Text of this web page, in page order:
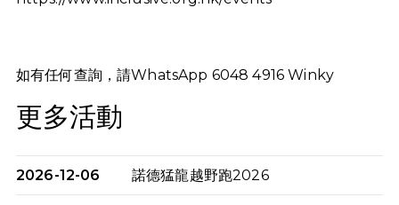
如有任何查詢，請WhatsApp 6048 4916 Winky
更多活動
2026-12-06 諾德猛龍越野跑2026